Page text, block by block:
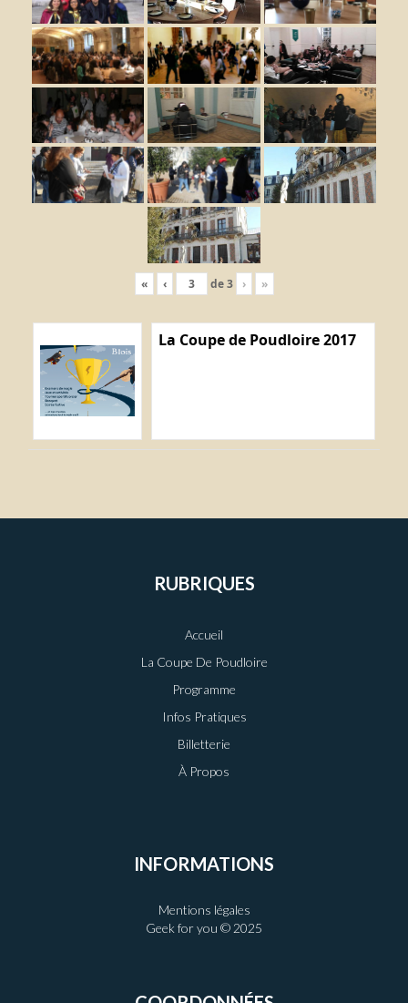
« ‹ de3 › »
La Coupe de Poudloire 2017
RUBRIQUES
Accueil
La Coupe De Poudloire
Programme
Infos Pratiques
Billetterie
À Propos
INFORMATIONS
Mentions légales
Geek for you © 2025